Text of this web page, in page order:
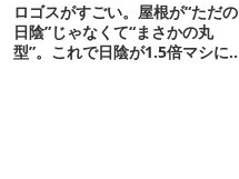
ロゴスがすごい。屋根が“ただの
日陰”じゃなくて“まさかの丸
型”。これで日陰が1.5倍マシに